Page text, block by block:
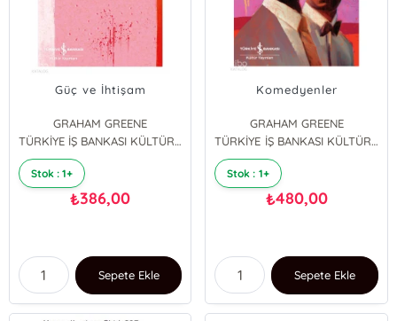
Güç ve İhtişam
GRAHAM GREENE
TÜRKİYE İŞ BANKASI KÜLTÜR YAYINLARI
Stok : 1+
₺386,00
Sepete Ekle
Komedyenler
GRAHAM GREENE
TÜRKİYE İŞ BANKASI KÜLTÜR YAYINLARI
Stok : 1+
₺480,00
Sepete Ekle